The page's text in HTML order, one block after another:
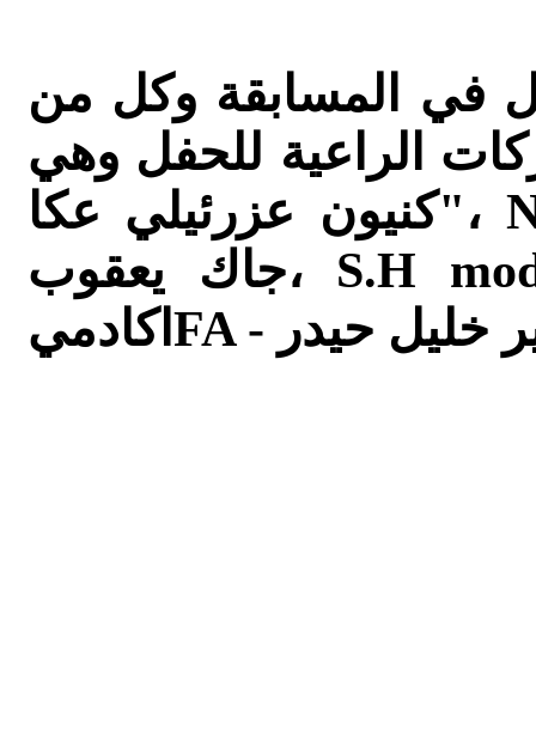
في المسابقة وكل من
الراعية للحفل وهي
"كنيون عزرئيلي عكا، Nova clinic , مس بون بون ،
جاك يعقوب، S.H models בע"ם،Aneel for men ،
اكادميFA -